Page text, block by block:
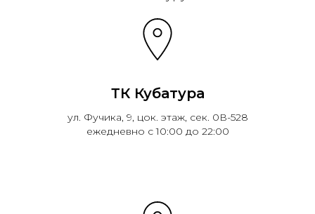
ТК Кубатура
ул. Фучика, 9, цок. этаж, сек. 0В-528
ежедневно с 10:00 до 22:00